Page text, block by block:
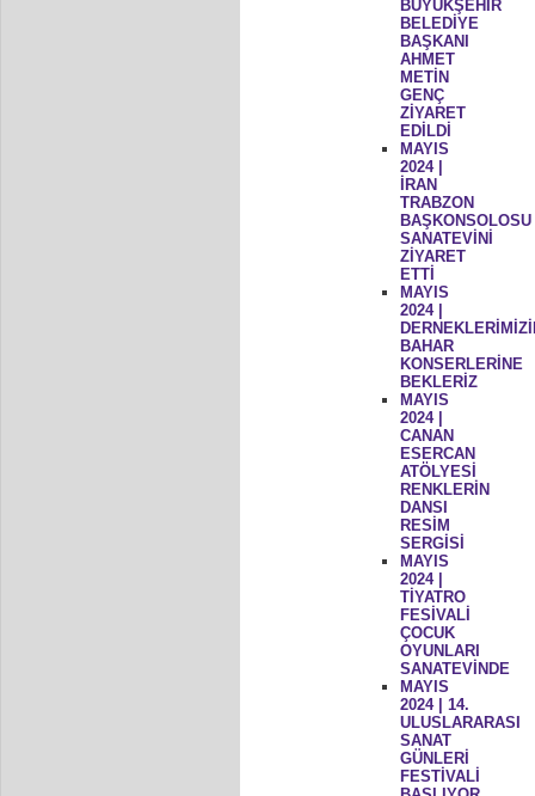
BÜYÜKŞEHİR
BELEDİYE
BAŞKANI
AHMET
METİN
GENÇ
ZİYARET
EDİLDİ
MAYIS
2024 |
İRAN
TRABZON
BAŞKONSOLOSU
SANATEVİNİ
ZİYARET
ETTİ
MAYIS
2024 |
BAHAR
KONSERLERİNE
BEKLERİZ
MAYIS
2024 |
CANAN
ESERCAN
ATÖLYESİ
RENKLERİN
DANSI
RESİM
SERGİSİ
MAYIS
2024 |
TİYATRO
FESİVALİ
ÇOCUK
OYUNLARI
SANATEVİNDE
MAYIS
2024 | 14.
ULUSLARARASI
SANAT
GÜNLERİ
FESTİVALİ